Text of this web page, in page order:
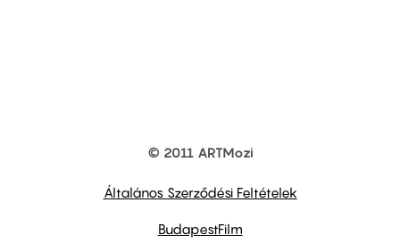
© 2011 ARTMozi
Általános Szerződési Feltételek
BudapestFilm